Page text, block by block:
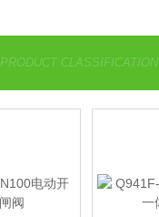
PRODUCT CLASSIFICATION